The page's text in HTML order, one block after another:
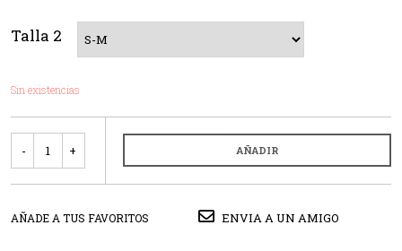
Talla 2
Sin existencias
AÑADIR
AÑADE A TUS FAVORITOS ENVIA A UN AMIGO